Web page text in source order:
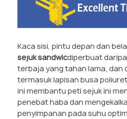
Kaca sisi, pintu depan dan
sejuk sandwicdiperbuat
terbaja yang tahan lama, dan
termasuk lapisan busa
ini membantu peti sejuk ini
penebat haba dan
penyimpanan pada suhu